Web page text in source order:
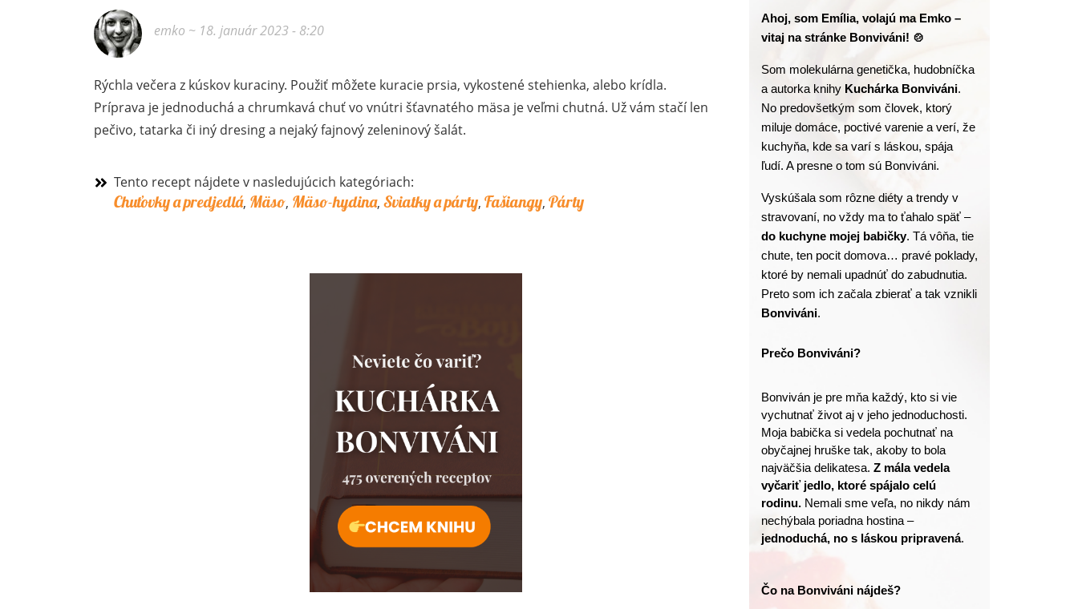
emko ~ 18. január 2023 - 8:20
Rýchla večera z kúskov kuraciny. Použiť môžete kuracie prsia, vykostené stehienka, alebo krídla.
Príprava je jednoduchá a chrumkavá chuť vo vnútri šťavnatého mäsa je veľmi chutná. Už vám stačí len
pečivo, tatarka či iný dresing a nejaký fajnový zeleninový šalát.
Tento recept nájdete v nasledujúcich kategóriach:
Chuťovky a predjedlá, Mäso, Mäso-hydina, Sviatky a párty, Fašiangy, Párty
Ahoj, som Emília, volajú ma Emko –
vitaj na stránke Bonviváni! 🍲
Som molekulárna genetička, hudobníčka
a autorka knihy Kuchárka Bonviváni.
No predovšetkým som človek, ktorý
miluje domáce, poctivé varenie a verí, že
kuchyňa, kde sa varí s láskou, spája
ľudí. A presne o tom sú Bonviváni.
Vyskúšala som rôzne diéty a trendy v
stravovaní, no vždy ma to ťahalo späť –
do kuchyne mojej babičky. Tá vôňa, tie
chute, ten pocit domova… pravé poklady,
ktoré by nemali upadnúť do zabudnutia.
Bonviváni.
Prečo Bonviváni?
Bonviván je pre mňa každý, kto si vie
vychutnať život aj v jeho jednoduchosti.
Moja babička si vedela pochutnať na
obyčajnej hruške tak, akoby to bola
najväčšia delikatesa. Z mála vedela
vyčariť jedlo, ktoré spájalo celú
rodinu. Nemali sme veľa, no nikdy nám
nechýbala poriadna hostina –
jednoduchá, no s láskou pripravená.
Čo na Bonviváni nájdeš?